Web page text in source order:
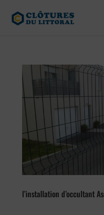
l’installation d’occultant